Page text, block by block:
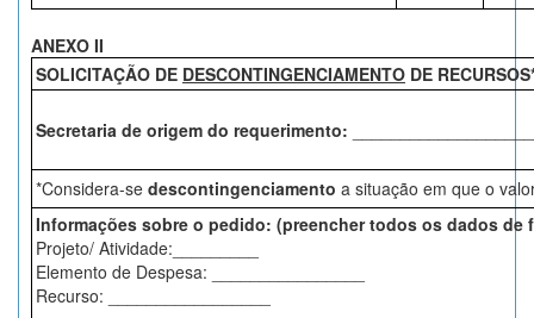
ANEXO II
SOLICITAÇÃO DE DESCONTINGENCIAMENTO DE
Secretaria de origem do requerimento:
*Considera-se descontingenciamento a situação em que o
Informações sobre o pedido: (preencher todos os dados de
Projeto/ Atividade:_________
Elemento de Despesa: ________________
Recurso: _________________